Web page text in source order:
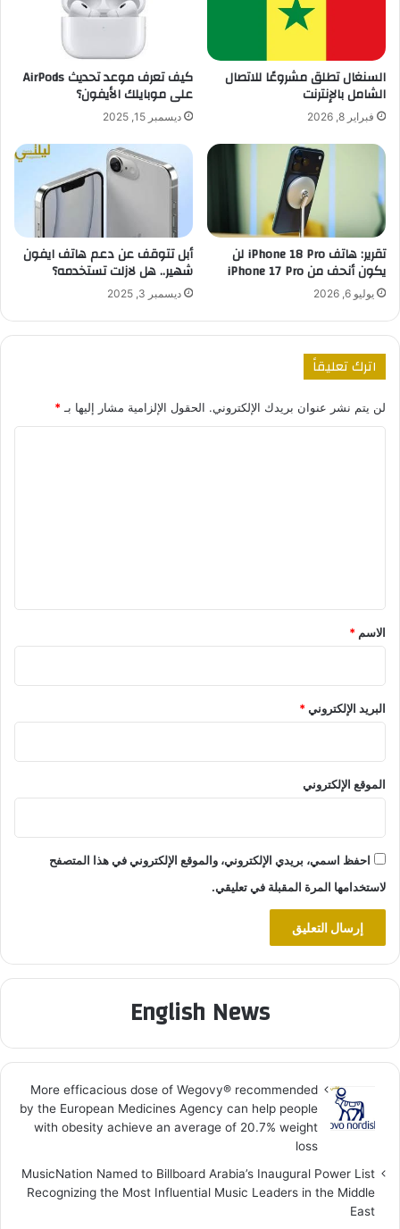
السنغال تطلق مشروعًا للاتصال
الشامل بالإنترنت
فبراير 8, 2026
كيف تعرف موعد تحديث AirPods
على موبايلك الأيفون؟
ديسمبر 15, 2025
تقرير: هاتف iPhone 18 Pro لن
يكون أنحف من iPhone 17 Pro
يوليو 6, 2026
أبل تتوقف عن دعم هاتف ايفون
شهير.. هل لازلت تستخدمه؟
ديسمبر 3, 2025
اترك تعليقاً
لن يتم نشر عنوان بريدك الإلكتروني. الحقول الإلزامية مشار إليها بـ*
*
الاسم *
البريد الإلكتروني*
الموقع الإلكتروني
احفظ اسمي، بريدي الإلكتروني، والموقع الإلكتروني في هذا المتصفح
لاستخدامها المرة المقبلة في تعليقي.
English News
More efficacious dose of Wegovy®️ recommended
by the European Medicines Agency can help people
with obesity achieve an average of 20.7% weight
loss
MusicNation Named to Billboard Arabia’s Inaugural Power List
Recognizing the Most Influential Music Leaders in the Middle
East